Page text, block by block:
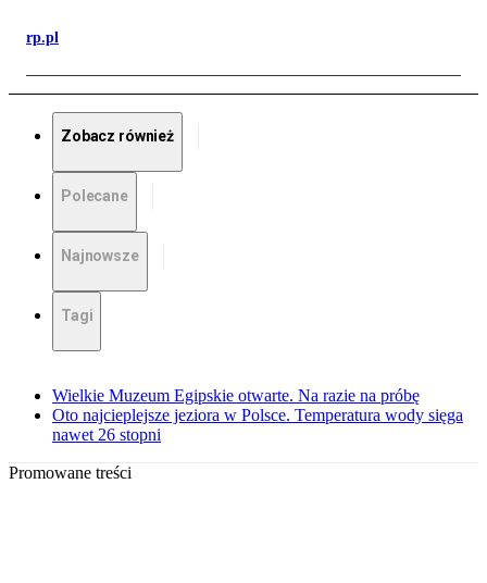
rp.pl
Zobacz również
Polecane
Najnowsze
Tagi
Wielkie Muzeum Egipskie otwarte. Na razie na próbę
Oto najcieplejsze jeziora w Polsce. Temperatura wody sięga
nawet 26 stopni
Promowane treści